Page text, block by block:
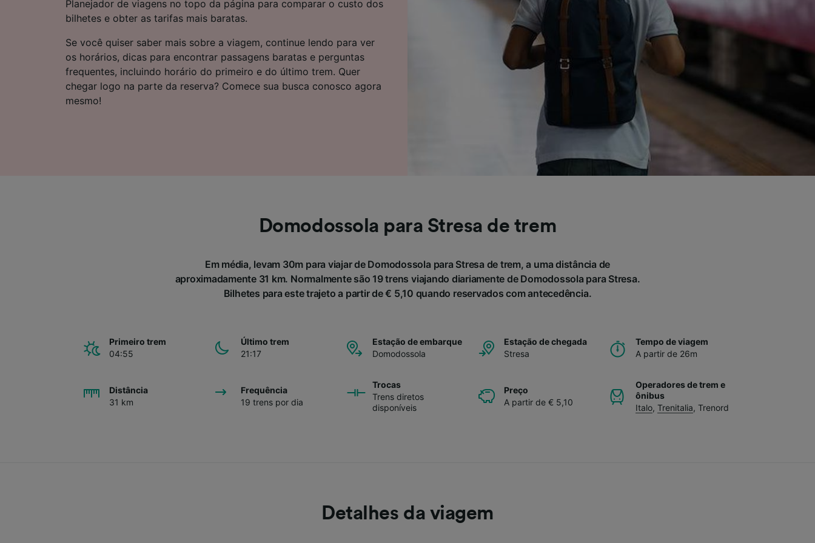
Planejador de viagens no topo da página para comparar o custo dos
bilhetes e obter as tarifas mais baratas.
Se você quiser saber mais sobre a viagem, continue lendo para ver
os horários, dicas para encontrar passagens baratas e perguntas
frequentes, incluindo horário do primeiro e do último trem. Quer
chegar logo na parte da reserva? Comece sua busca conosco agora
mesmo!
Domodossola para Stresa de trem
Em média, levam 30m para viajar de Domodossola para Stresa de trem, a uma distância de
aproximadamente 31 km. Normalmente são 19 trens viajando diariamente de Domodossola para Stresa.
Bilhetes para este trajeto a partir de € 5,10 quando reservados com antecedência.
Primeiro trem
04:55
Último trem
21:17
Estação de embarque
Domodossola
Estação de chegada
Stresa
Tempo de viagem
A partir de 26m
Distância
31 km
Frequência
19 trens por dia
Trocas
Trens diretos
disponíveis
Preço
A partir de € 5,10
Operadores de trem e
ônibus
Italo, Trenitalia, Trenord
Detalhes da viagem
Lista de parceiros (fornecedores)